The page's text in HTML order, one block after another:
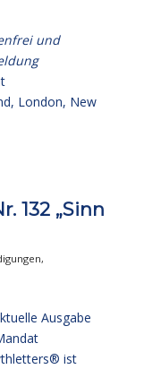
und
London, New
132 „Sinn
,
Ausgabe
ist